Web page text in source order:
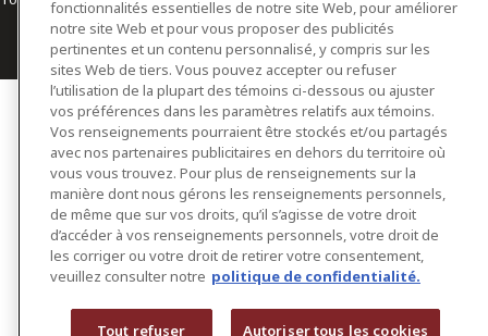
fonctionnalités essentielles de notre site Web, pour améliorer
notre site Web et pour vous proposer des publicités
pertinentes et un contenu personnalisé, y compris sur les
sites Web de tiers. Vous pouvez accepter ou refuser
l’utilisation de la plupart des témoins ci-dessous ou ajuster
vos préférences dans les paramètres relatifs aux témoins.
Vos renseignements pourraient être stockés et/ou partagés
avec nos partenaires publicitaires en dehors du territoire où
vous vous trouvez. Pour plus de renseignements sur la
manière dont nous gérons les renseignements personnels,
de même que sur vos droits, qu’il s’agisse de votre droit
d’accéder à vos renseignements personnels, votre droit de
les corriger ou votre droit de retirer votre consentement,
veuillez consulter notre politique de confidentialité.
Tout refuser Autoriser tous les cookies